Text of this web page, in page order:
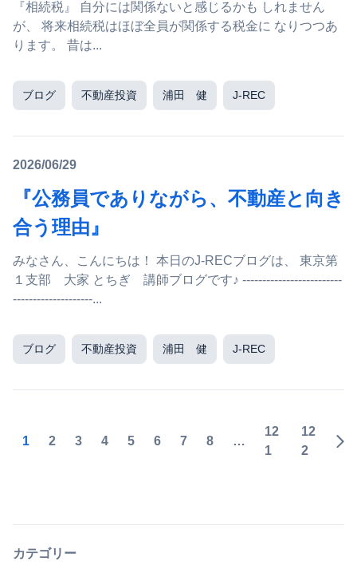
『相続税』 自分には関係ないと感じるかも しれません
が、 将来相続税はほぼ全員が関係する税金に なりつつあ
ります。 昔は...
ブログ 不動産投資 浦田 健 J-REC
2026/06/29
『公務員でありながら、不動産と向き
合う理由』
みなさん、こんにちは！ 本日のJ-RECブログは、 東京第
１支部 大家 とちぎ 講師ブログです♪ -------------------------
--------------------...
ブログ 不動産投資 浦田 健 J-REC
1 2 3 4 5 6 7 8 …
12
1
12
2
カテゴリー